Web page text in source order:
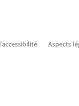
Aspects